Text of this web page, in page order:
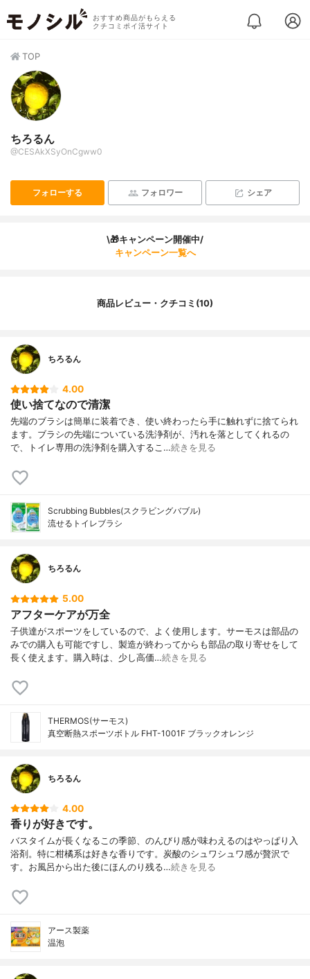
おすすめ商品がもらえる
クチコミポイ活サイト
TOP
ちろるん
@CESAkXSyOnCgww0
フォローする フォロワー シェア
\🎁キャンペーン開催中/
キャンペーン一覧へ
商品レビュー・クチコミ(10)
ちろるん
4.00
使い捨てなので清潔
先端のブラシは簡単に装着でき、使い終わったら手に触れずに捨てられ
ます。ブラシの先端についている洗浄剤が、汚れを落としてくれるの
で、トイレ専用の洗浄剤を購入するこ…続きを見る
Scrubbing Bubbles(スクラビングバブル)
流せるトイレブラシ
ちろるん
5.00
アフターケアが万全
子供達がスポーツをしているので、よく使用します。サーモスは部品の
みでの購入も可能ですし、製造が終わってからも部品の取り寄せをして
長く使えます。購入時は、少し高価…続きを見る
THERMOS(サーモス)
真空断熱スポーツボトル FHT-1001F ブラックオレンジ
ちろるん
4.00
香りが好きです。
バスタイムが長くなるこの季節、のんびり感が味わえるのはやっぱり入
浴剤。特に柑橘系は好きな香りです。炭酸のシュワシュワ感が贅沢で
す。お風呂から出た後にほんのり残る…続きを見る
アース製薬
温泡